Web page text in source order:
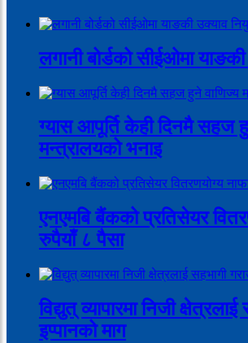
लगानी बोर्डको सीईओमा
ग्यास आपूर्ति केही दिनमै सहज
मन्त्रालयको भनाइ
एनएमबि बैंकको प्रतिसेयर
रुपैयाँ ८ पैसा
विद्युत् व्यापारमा निजी
इप्पानको माग